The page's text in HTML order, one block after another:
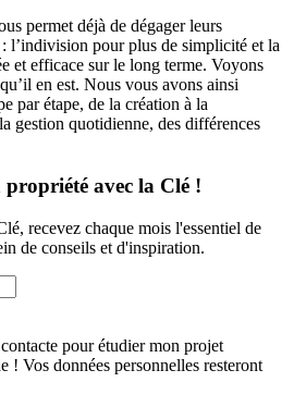
permet déjà de dégager leurs
l’indivision pour plus de simplicité et la
et efficace sur le long terme. Voyons
en est. Nous vous avons ainsi
par étape, de la création à la
gestion quotidienne, des différences
propriété avec la Clé !
recevez chaque mois l'essentiel de
de conseils et d'inspiration.
pour étudier mon projet
! Vos données personnelles resteront